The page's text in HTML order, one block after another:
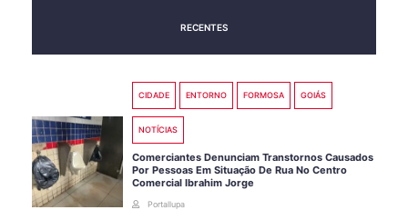
RECENTES
CIDADE ENTORNO FORMOSA GOIÁS
NOTÍCIAS
Comerciantes Denunciam Transtornos Causados
Por Pessoas Em Situação De Rua No Centro
Comercial Ibrahim Jorge
Portallupa